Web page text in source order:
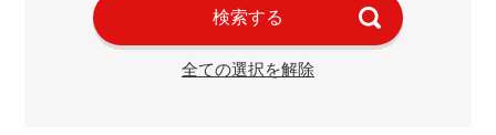
検索する
全ての選択を解除